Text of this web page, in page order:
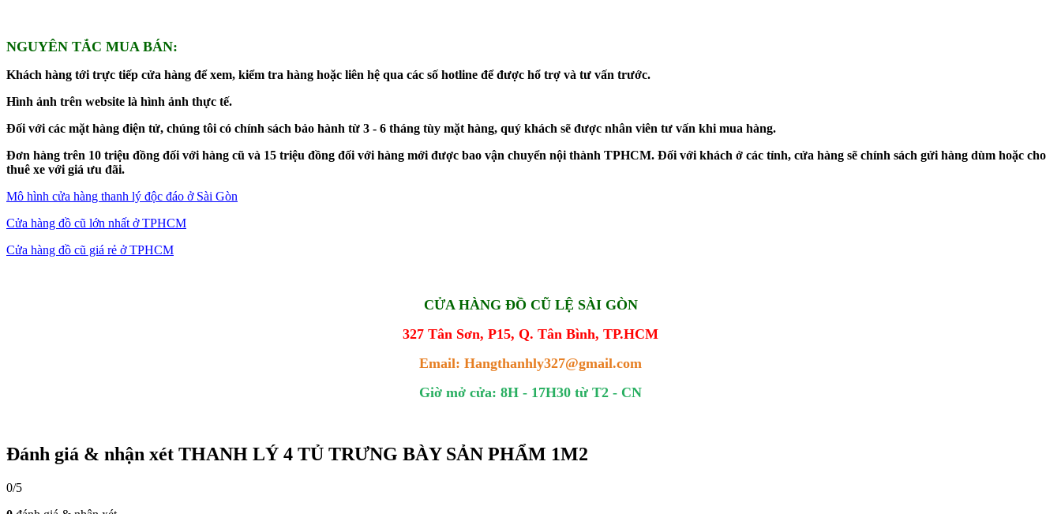
NGUYÊN TẮC MUA BÁN:
Khách hàng tới trực tiếp cửa hàng để xem, kiểm tra hàng hoặc liên hệ qua các số hotline để được hổ trợ và tư vấn trước.
Hình ảnh trên website là hình ảnh thực tế.
Đối với các mặt hàng điện tử, chúng tôi có chính sách bảo hành từ 3 - 6 tháng tùy mặt hàng, quý khách sẽ được nhân viên tư vấn khi mua hàng.
Đơn hàng trên 10 triệu đồng đối với hàng cũ và 15 triệu đồng đối với hàng mới được bao vận chuyển nội thành TPHCM. Đối với khách ở các tỉnh, cửa hàng sẽ chính sách gửi hàng dùm hoặc cho
thuê xe với giá ưu đãi.
Mô hình cửa hàng thanh lý độc đáo ở Sài Gòn
Cửa hàng đồ cũ lớn nhất ở TPHCM
Cửa hàng đồ cũ giá rẻ ở TPHCM
CỬA HÀNG ĐỒ CŨ LỆ SÀI GÒN
327 Tân Sơn, P15, Q. Tân Bình, TP.HCM
Email: Hangthanhly327@gmail.com
Giờ mở cửa: 8H - 17H30 từ T2 - CN
Đánh giá & nhận xét THANH LÝ 4 TỦ TRƯNG BÀY SẢN PHẨM 1M2
0/5